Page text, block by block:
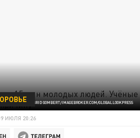
SIGRID GOMBERT/IMAGEBROKER.COM/GLOBALLOOKPRESS
ИЮЛЯ 20:26